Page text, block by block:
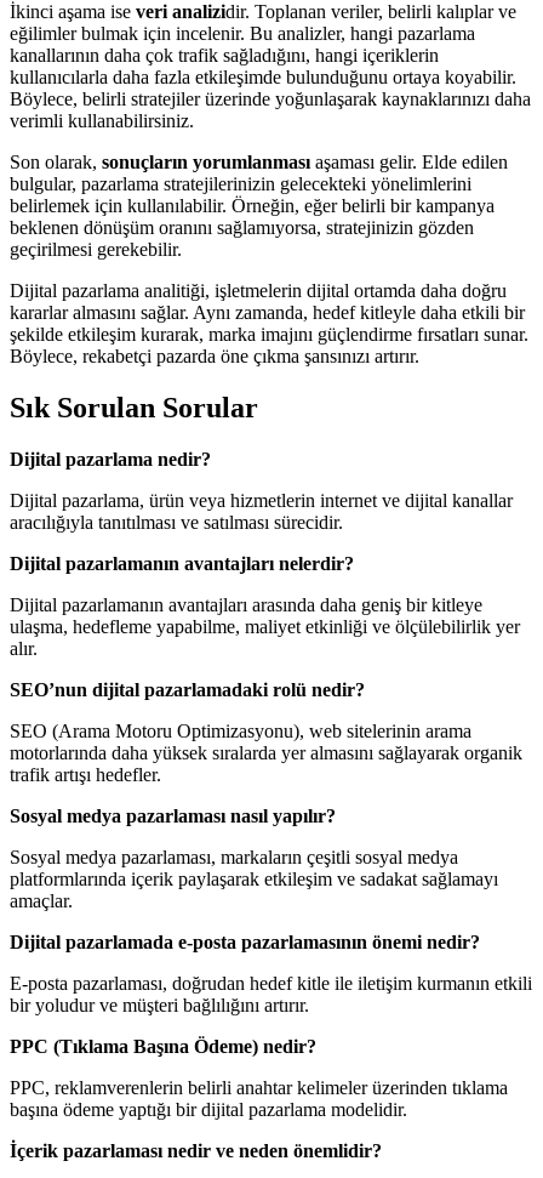
İkinci aşama ise veri analizidir. Toplanan veriler, belirli kalıplar ve
eğilimler bulmak için incelenir. Bu analizler, hangi pazarlama
kanallarının daha çok trafik sağladığını, hangi içeriklerin
kullanıcılarla daha fazla etkileşimde bulunduğunu ortaya koyabilir.
Böylece, belirli stratejiler üzerinde yoğunlaşarak kaynaklarınızı daha
verimli kullanabilirsiniz.
Son olarak, sonuçların yorumlanması aşaması gelir. Elde edilen
bulgular, pazarlama stratejilerinizin gelecekteki yönelimlerini
belirlemek için kullanılabilir. Örneğin, eğer belirli bir kampanya
beklenen dönüşüm oranını sağlamıyorsa, stratejinizin gözden
geçirilmesi gerekebilir.
Dijital pazarlama analitiği, işletmelerin dijital ortamda daha doğru
kararlar almasını sağlar. Aynı zamanda, hedef kitleyle daha etkili bir
şekilde etkileşim kurarak, marka imajını güçlendirme fırsatları sunar.
Böylece, rekabetçi pazarda öne çıkma şansınızı artırır.
Sık Sorulan Sorular
Dijital pazarlama nedir?
Dijital pazarlama, ürün veya hizmetlerin internet ve dijital kanallar
aracılığıyla tanıtılması ve satılması sürecidir.
Dijital pazarlamanın avantajları nelerdir?
Dijital pazarlamanın avantajları arasında daha geniş bir kitleye
ulaşma, hedefleme yapabilme, maliyet etkinliği ve ölçülebilirlik yer
alır.
SEO’nun dijital pazarlamadaki rolü nedir?
SEO (Arama Motoru Optimizasyonu), web sitelerinin arama
motorlarında daha yüksek sıralarda yer almasını sağlayarak organik
trafik artışı hedefler.
Sosyal medya pazarlaması nasıl yapılır?
Sosyal medya pazarlaması, markaların çeşitli sosyal medya
platformlarında içerik paylaşarak etkileşim ve sadakat sağlamayı
amaçlar.
Dijital pazarlamada e-posta pazarlamasının önemi nedir?
E-posta pazarlaması, doğrudan hedef kitle ile iletişim kurmanın etkili
bir yoludur ve müşteri bağlılığını artırır.
PPC (Tıklama Başına Ödeme) nedir?
PPC, reklamverenlerin belirli anahtar kelimeler üzerinden tıklama
başına ödeme yaptığı bir dijital pazarlama modelidir.
İçerik pazarlaması nedir ve neden önemlidir?